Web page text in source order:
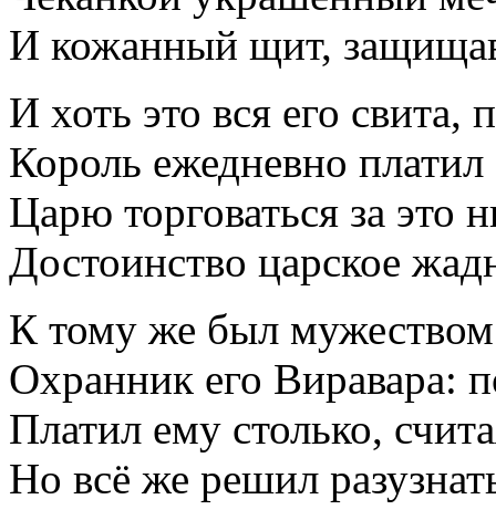
И кожанный щит,
И хоть это вся его свита,
Король ежедневно
Царю торговаться за это
Достоинство царское
К тому же был мужеством
Охранник его Виравара:
Платил ему столько,
Но всё же решил